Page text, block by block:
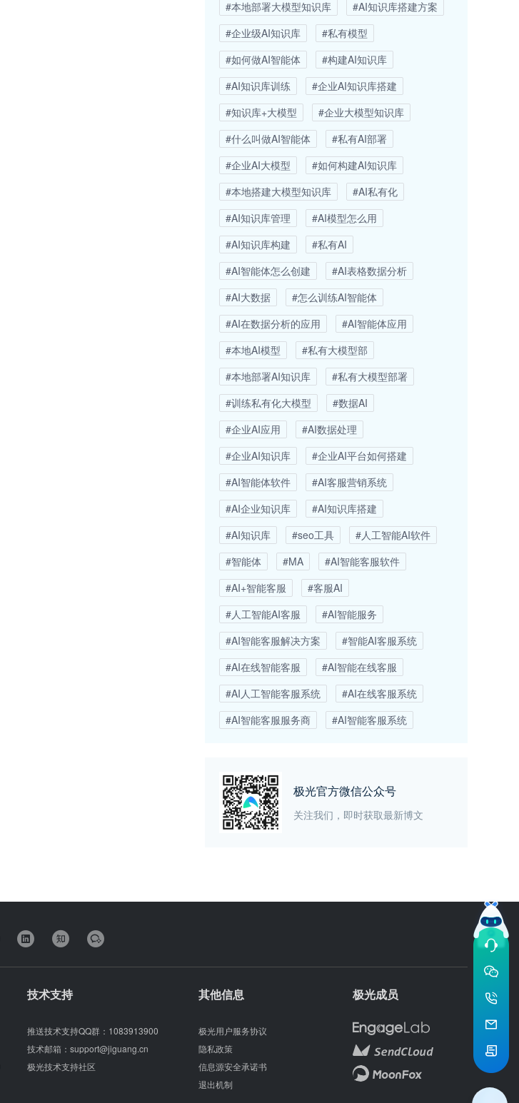
#本地部署大模型知识库
#AI知识库搭建方案
#企业级AI知识库
#私有模型
#如何做AI智能体
#构建AI知识库
#AI知识库训练
#企业AI知识库搭建
#知识库+大模型
#企业大模型知识库
#什么叫做AI智能体
#私有AI部署
#企业AI大模型
#如何构建AI知识库
#本地搭建大模型知识库
#AI私有化
#AI知识库管理
#AI模型怎么用
#AI知识库构建
#私有AI
#AI智能体怎么创建
#AI表格数据分析
#AI大数据
#怎么训练AI智能体
#AI在数据分析的应用
#AI智能体应用
#本地AI模型
#私有大模型部
#本地部署AI知识库
#私有大模型部署
#训练私有化大模型
#数据AI
#企业AI应用
#AI数据处理
#企业AI知识库
#企业AI平台如何搭建
#AI智能体软件
#AI客服营销系统
#AI企业知识库
#AI知识库搭建
#AI知识库
#seo工具
#人工智能AI软件
#智能体
#MA
#AI智能客服软件
#AI+智能客服
#客服AI
#人工智能AI客服
#AI智能服务
#AI智能客服解决方案
#智能AI客服系统
#AI在线智能客服
#AI智能在线客服
#AI人工智能客服系统
#AI在线客服系统
#AI智能客服服务商
#AI智能客服系统
极光官方微信公众号
关注我们，即时获取最新博文
技术支持
推送技术支持QQ群： 1083913900
技术邮箱： support@jiguang.cn
极光技术支持社区
其他信息
极光用户服务协议
隐私政策
信息源安全承诺书
退出机制
极光成员